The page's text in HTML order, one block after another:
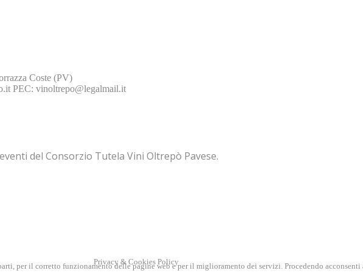
Coste (PV)
​PEC: vinoltrepo@legalmail.it
del Consorzio Tutela Vini Oltrepò Pavese.
per il corretto funzionamento delle pagine web e per il miglioramento dei servizi. Procedendo acconsenti
Privacy & Cookies Policy